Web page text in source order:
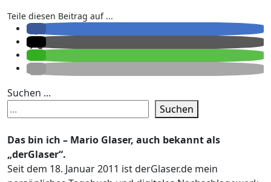
Teile diesen Beitrag auf ...
Suchen ...
Suchen
Das bin ich – Mario Glaser, auch bekannt als
„derGlaser“.
Seit dem 18. Januar 2011 ist derGlaser.de mein